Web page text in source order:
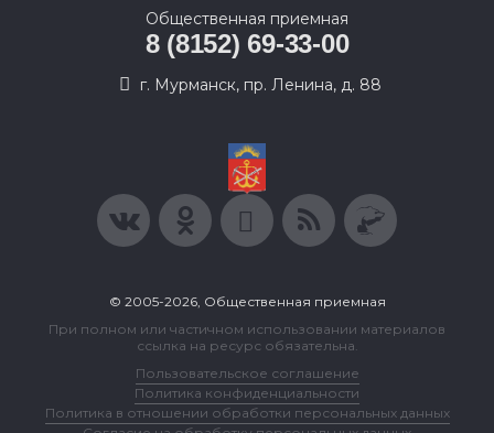
Общественная приемная
8 (8152) 69-33-00
г. Мурманск, пр. Ленина, д. 88
© 2005-2026, Общественная приемная
При полном или частичном использовании материалов
ссылка на ресурс обязательна.
Пользовательское соглашение
Политика конфиденциальности
Политика в отношении обработки персональных данных